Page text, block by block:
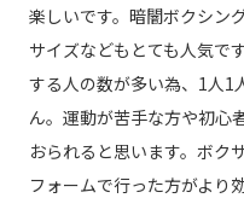
楽しいです。暗闇ボクシン
サイズなどもとても人気で
する人の数が多い為、1人1
ん。運動が苦手な方や初心
おられると思います。ボク
フォームで行った方がより